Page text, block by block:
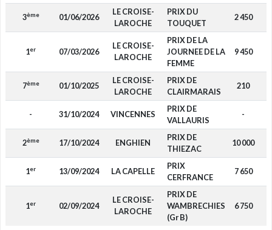
3ème 01/06/2026
LE CROISE-
LAROCHE
PRIX DU
TOUQUET
2 450
1er 07/03/2026
LE CROISE-
LAROCHE
PRIX DE LA
JOURNEE DE LA
FEMME
9 450
7ème 01/10/2025
LE CROISE-
LAROCHE
PRIX DE
CLAIRMARAIS
210
- 31/10/2024 VINCENNES
PRIX DE
VALLAURIS
-
2ème 17/10/2024 ENGHIEN
PRIX DE
THIEZAC
10 000
1er 13/09/2024 LA CAPELLE
PRIX
CERFRANCE
7 650
1er 02/09/2024
LE CROISE-
LAROCHE
PRIX DE
WAMBRECHIES
(Gr B)
6 750